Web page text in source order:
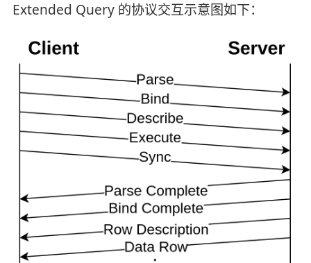
Extended Query 的协议交互示意图如下：